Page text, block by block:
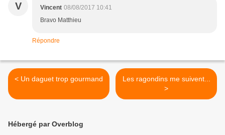
V Vincent 08/08/2017 10:41
Bravo Matthieu
Répondre
< Un daguet trop gourmand
Les ragondins me suivent...
>
Hébergé par Overblog